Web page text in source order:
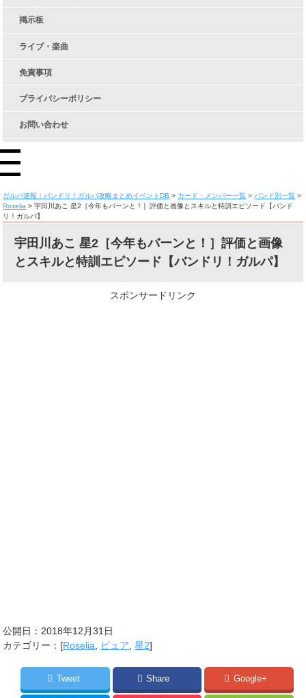
掲示板
ライブ・楽曲
免責事項
プライバシーポリシー
お問い合わせ
ガルパ速報｜バンドリ！ガルパ攻略まとめイベントDB > カード・メンバー一覧 > バンド別一覧 >
Roselia >宇田川あこ 星2［今年もバーンと！］評価と画像とスキルと特訓エピソード【バンド
リ！ガルパ】
宇田川あこ 星2［今年もバーンと！］評価と画像
とスキルと特訓エピソード【バンドリ！ガルパ】
スポンサードリンク
公開日： 2018年12月31日
カテゴリー：[Roselia ピュア ,星2]
Tweet Share Google+